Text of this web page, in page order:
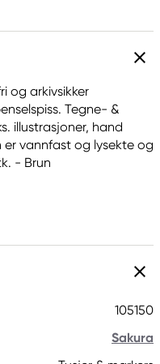
og arkivsikker
Tegne- &
illustrasjoner, hand
vannfast og lysekte og
- Brun
105150
Sakura